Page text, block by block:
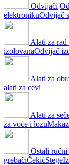
Odvijači
elektronikuOdvijač
Alati za rad
izolovanaOdvijač
Alati za
alati za cevi
Alati za
za voće i lozu
Ostali ručni
grebačiČekićStege